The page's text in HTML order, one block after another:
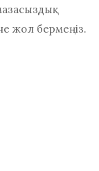
жол бермеңіз.